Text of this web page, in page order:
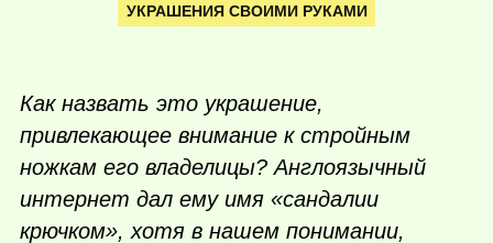
УКРАШЕНИЯ СВОИМИ РУКАМИ
Как назвать это украшение,
привлекающее внимание к стройным
ножкам его владелицы? Англоязычный
интернет дал ему имя «сандалии
крючком», хотя в нашем понимании,